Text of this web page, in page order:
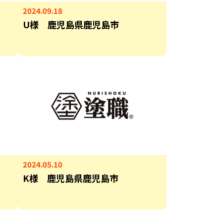
2024.09.18
U様 鹿児島県鹿児島市
2024.05.10
K様 鹿児島県鹿児島市